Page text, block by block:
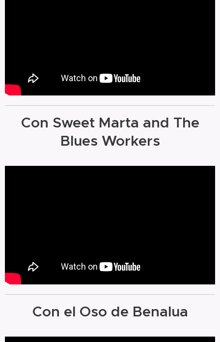
Con Sweet Marta and The
Blues Workers
Con el Oso de Benalua